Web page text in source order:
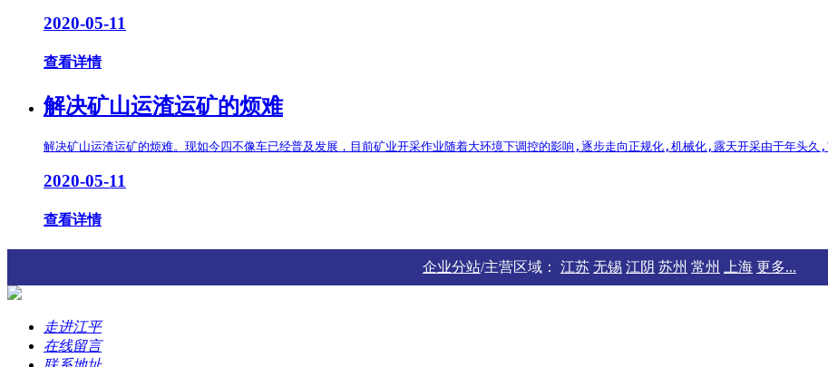
2020-05-11
查看详情
解决矿山运渣运矿的烦难
解决矿山运渣运矿的烦难。现如今四不像车已经普及发展，目前矿业开采作业随着大环境下调控的影响,逐步走向正规化,机械化,露天开采由于年
2020-05-11
查看详情
企业分站/主营区域： 江苏 无锡 江阴 苏州 常州 上海 更多...
走进江平
在线留言